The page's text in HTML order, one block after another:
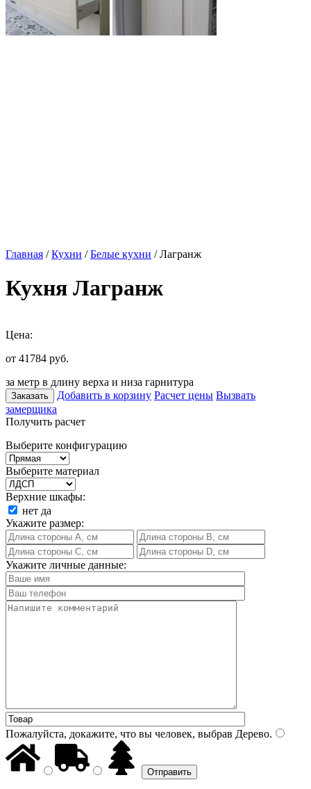
Главная /Кухни /Белые кухни / Лагранж
Кухня Лагранж
Цена:
от 41784 руб.
за метр в длину верха и низа гарнитура
Заказать Добавить в корзину Расчет цены Вызвать
замерщика
Получить расчет
Выберите конфигурацию
Выберите материал
Верхние шкафы:
нет да
Укажите размер:
Укажите личные данные:
Пожалуйста, докажите, что вы человек, выбрав Дерево.